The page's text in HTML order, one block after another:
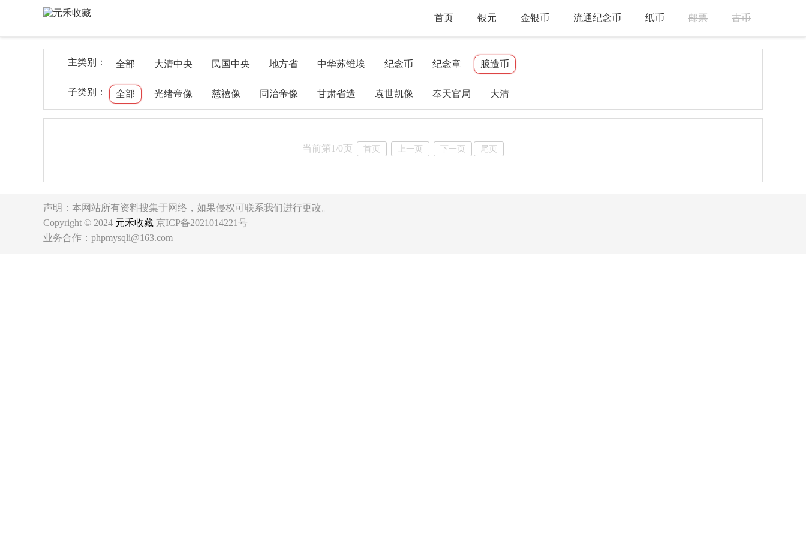
古币
邮票
纸币
流通纪念币
金银币
银元
首页
主类别： 全部 大清中央 民国中央 地方省 中华苏维埃 纪念币 纪念章 臆造币
子类别： 全部 光绪帝像 慈禧像 同治帝像 甘肃省造 袁世凯像 奉天官局 大清
当前第1/0页 首页 上一页 下一页 尾页
声明：本网站所有资料搜集于网络，如果侵权可联系我们进行更改。
Copyright © 2024 元禾收藏 京ICP备2021014221号
业务合作：phpmysqli@163.com